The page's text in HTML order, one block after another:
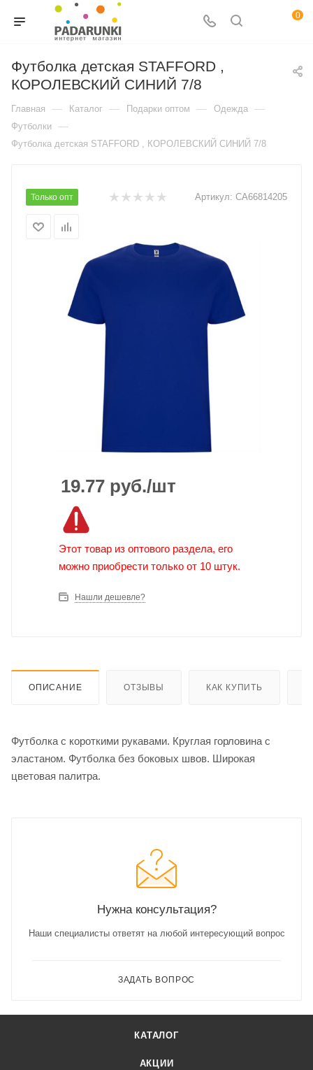
0
Футболка детская STAFFORD ,
КОРОЛЕВСКИЙ СИНИЙ 7/8
Главная — Каталог — Подарки оптом — Одежда —
Футболки —
Футболка детская STAFFORD , КОРОЛЕВСКИЙ СИНИЙ 7/8
Только опт Артикул: CA66814205
19.77 руб./шт
Этот товар из оптового раздела, его
можно приобрести только от 10 штук.
Нашли дешевле?
ОПИСАНИЕ ОТЗЫВЫ КАК КУПИТЬ
Футболка с короткими рукавами. Круглая горловина с
эластаном. Футболка без боковых швов. Широкая
цветовая палитра.
Нужна консультация?
Наши специалисты ответят на любой интересующий вопрос
ЗАДАТЬ ВОПРОС
КАТАЛОГ
АКЦИИ